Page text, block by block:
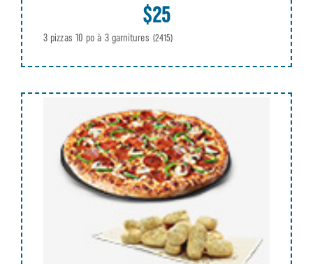
$25
3 pizzas 10 po à 3 garnitures (2415)